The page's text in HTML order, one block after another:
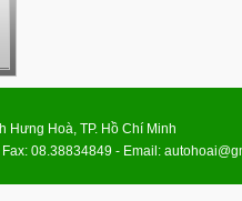
Hưng Hoà, TP. Hồ Chí Minh
08.38834849 - Email: